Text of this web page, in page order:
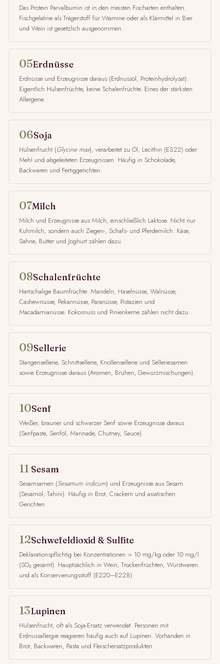
Das Protein Parvalbumin ist in den meisten Fischarten enthalten.
Fischgelatine als Trägerstoff für Vitamine oder als Klärmittel in Bier
und Wein ist gesetzlich ausgenommen.
05Erdnüsse
Erdnüsse und Erzeugnisse daraus (Erdnussöl, Proteinhydrolysat).
Eigentlich Hülsenfrüchte, keine Schalenfrüchte. Eines der stärksten
Allergene.
06Soja
Hülsenfrucht (Glycine max), verarbeitet zu Öl, Lecithin (E322) oder
Mehl und abgeleiteten Erzeugnissen. Häufig in Schokolade,
Backwaren und Fertiggerichten.
07Milch
Milch und Erzeugnisse aus Milch, einschließlich Laktose. Nicht nur
Kuhmilch, sondern auch Ziegen-, Schafs- und Pferdemilch. Käse,
Sahne, Butter und Joghurt zählen dazu.
08Schalenfrüchte
Hartschalige Baumfrüchte: Mandeln, Haselnüsse, Walnüsse,
Cashewnüsse, Pekannüsse, Paranüsse, Pistazien und
Macadamianüsse. Kokosnuss und Pinienkerne zählen nicht dazu.
09Sellerie
Stangensellerie, Schnittsellerie, Knollensellerie und Selleriesamen
sowie Erzeugnisse daraus (Aromen, Brühen, Gewürzmischungen).
10Senf
Weißer, brauner und schwarzer Senf sowie Erzeugnisse daraus
(Senfpaste, Senföl, Marinade, Chutney, Sauce).
11 Sesam
Sesamsamen (Sesamum indicum) und Erzeugnisse aus Sesam
(Sesamöl, Tahini). Häufig in Brot, Crackern und asiatischen
Gerichten.
12Schwefeldioxid & Sulfite
Deklarationspflichtig bei Konzentrationen > 10 mg/kg oder 10 mg/l
(SO₂ gesamt). Hauptsächlich in Wein, Trockenfrüchten, Wurstwaren
und als Konservierungsstoff (E220–E228).
13Lupinen
Hülsenfrucht, oft als Soja-Ersatz verwendet. Personen mit
Erdnussallergie reagieren häufig auch auf Lupinen. Vorhanden in
Brot, Backwaren, Pasta und Fleischersatzprodukten.